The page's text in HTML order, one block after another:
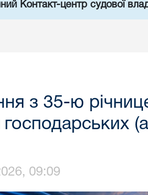
Контакт-центр судової
з 35-ю
09:09